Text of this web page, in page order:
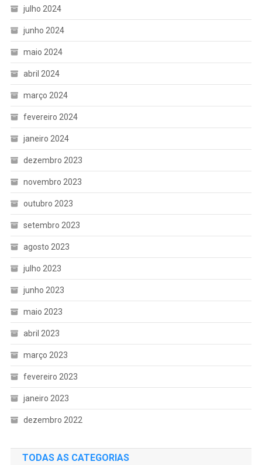
julho 2024
junho 2024
maio 2024
abril 2024
março 2024
fevereiro 2024
janeiro 2024
dezembro 2023
novembro 2023
outubro 2023
setembro 2023
agosto 2023
julho 2023
junho 2023
maio 2023
abril 2023
março 2023
fevereiro 2023
janeiro 2023
dezembro 2022
TODAS AS CATEGORIAS